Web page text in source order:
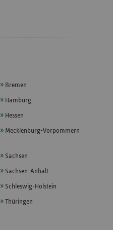
Bremen
Hamburg
Hessen
Mecklenburg-Vorpommern
Sachsen
Sachsen-Anhalt
Schleswig-Holstein
Thüringen